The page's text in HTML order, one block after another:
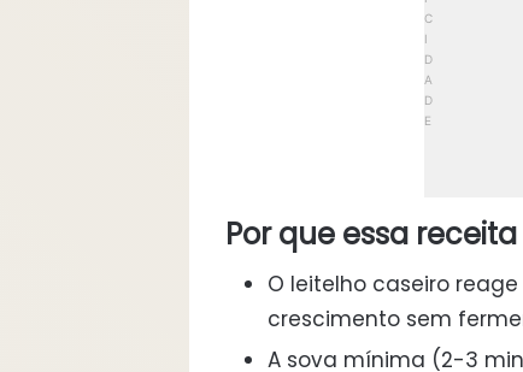
Por que essa
O leitelho caseiro
crescimento sem
A sova mínima (2-3